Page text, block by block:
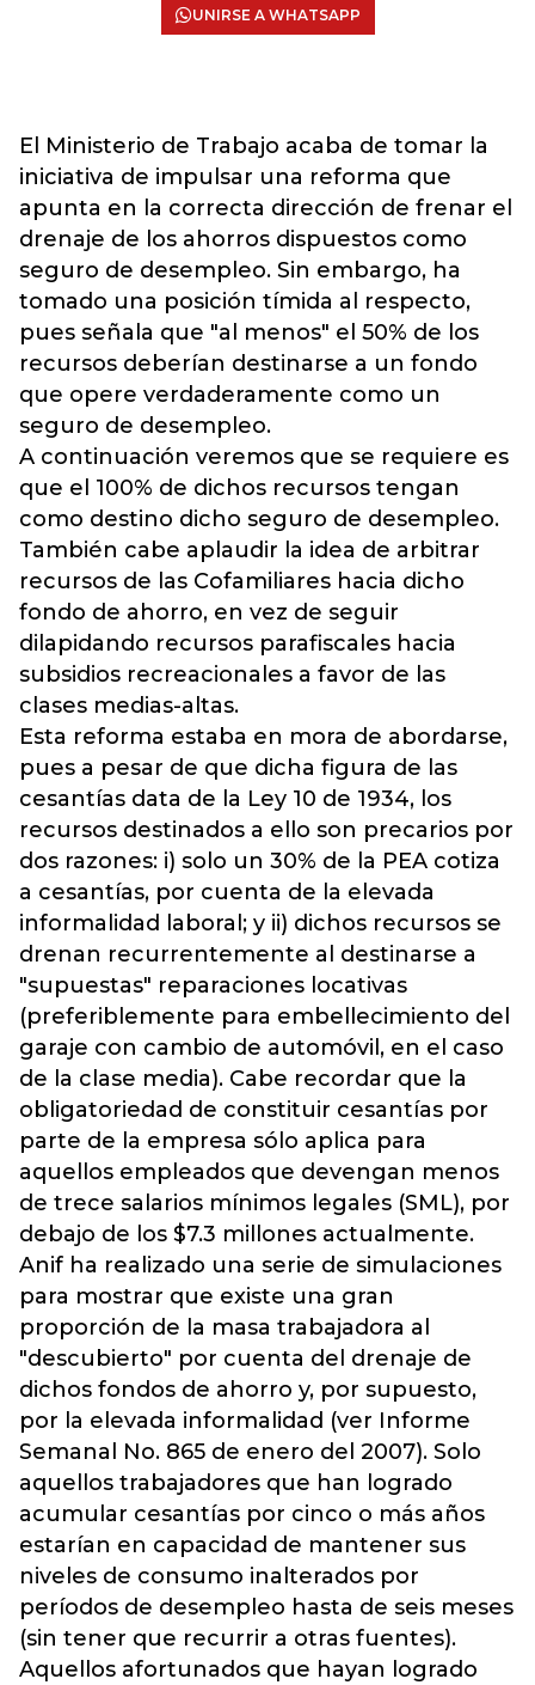
UNIRSE A WHATSAPP
El Ministerio de Trabajo acaba de tomar la
iniciativa de impulsar una reforma que
apunta en la correcta dirección de frenar el
drenaje de los ahorros dispuestos como
seguro de desempleo. Sin embargo, ha
tomado una posición tímida al respecto,
pues señala que "al menos" el 50% de los
recursos deberían destinarse a un fondo
que opere verdaderamente como un
seguro de desempleo.
A continuación veremos que se requiere es
que el 100% de dichos recursos tengan
como destino dicho seguro de desempleo.
También cabe aplaudir la idea de arbitrar
recursos de las Cofamiliares hacia dicho
fondo de ahorro, en vez de seguir
dilapidando recursos parafiscales hacia
subsidios recreacionales a favor de las
clases medias-altas.
Esta reforma estaba en mora de abordarse,
pues a pesar de que dicha figura de las
cesantías data de la Ley 10 de 1934, los
recursos destinados a ello son precarios por
dos razones: i) solo un 30% de la PEA cotiza
a cesantías, por cuenta de la elevada
informalidad laboral; y ii) dichos recursos se
drenan recurrentemente al destinarse a
"supuestas" reparaciones locativas
(preferiblemente para embellecimiento del
garaje con cambio de automóvil, en el caso
de la clase media). Cabe recordar que la
obligatoriedad de constituir cesantías por
parte de la empresa sólo aplica para
aquellos empleados que devengan menos
de trece salarios mínimos legales (SML), por
debajo de los $7.3 millones actualmente.
Anif ha realizado una serie de simulaciones
para mostrar que existe una gran
proporción de la masa trabajadora al
"descubierto" por cuenta del drenaje de
dichos fondos de ahorro y, por supuesto,
por la elevada informalidad (ver Informe
Semanal No. 865 de enero del 2007). Solo
aquellos trabajadores que han logrado
acumular cesantías por cinco o más años
estarían en capacidad de mantener sus
niveles de consumo inalterados por
períodos de desempleo hasta de seis meses
(sin tener que recurrir a otras fuentes).
Aquellos afortunados que hayan logrado